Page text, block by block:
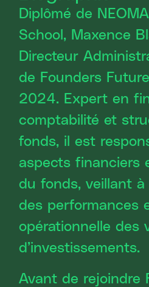
Diplômé de
School, Maxence
Directeur
de Founders
2024. Expert en
comptabilité et
fonds, il est
aspects financiers
du fonds, veillant à
des performances
opérationnelle des
d’investissements.
Avant de rejoindre